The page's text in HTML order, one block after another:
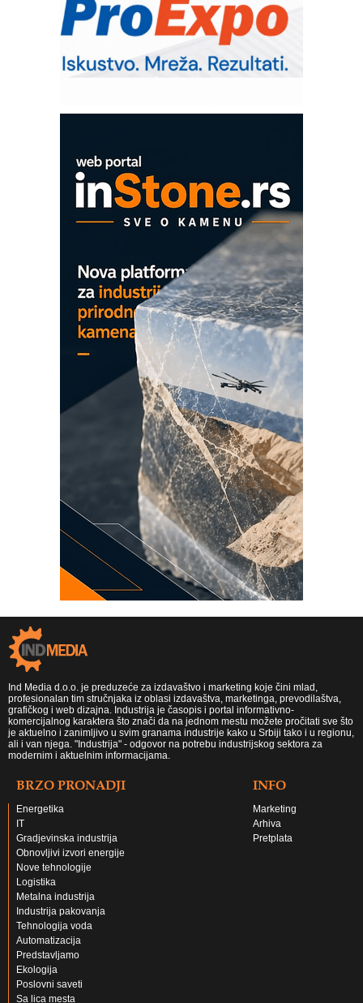
IB BLUMENAUER - više od 40 godina
poverenja u industriji
RMQ-TITAN ADVANCED INDICATOR
– Pametna signalizacija za efikasnije
upravljanje mašinama
era CNC merenja
Proizvodnja iC7 Hybrid 1500 VDC
mrežnog pretvarača sa tečnim
hlađenjem
COMBYPACK
EVOKS Maintenance Management
Ind Media d.o.o. je preduzeće za izdavaštvo i marketing koje čini mlad,
profesionalan tim stručnjaka iz oblasi izdavaštva, marketinga, prevodilaštva,
grafičkog i web dizajna. Industrija je časopis i portal informativno-
komercijalnog karaktera što znači da na jednom mestu možete pročitati sve što
je aktuelno i zanimljivo u svim granama industrije kako u Srbiji tako i u regionu,
ali i van njega. "Industrija" - odgovor na potrebu industrijskog sektora za
modernim i aktuelnim informacijama.
BRZO PRONADJI
Energetika
IT
Gradjevinska industrija
Obnovljivi izvori energije
Nove tehnologije
Logistika
Metalna industrija
Industrija pakovanja
Tehnologija voda
Automatizacija
Predstavljamo
Ekologija
Poslovni saveti
Sa lica mesta
INFO
Marketing
Arhiva
Pretplata